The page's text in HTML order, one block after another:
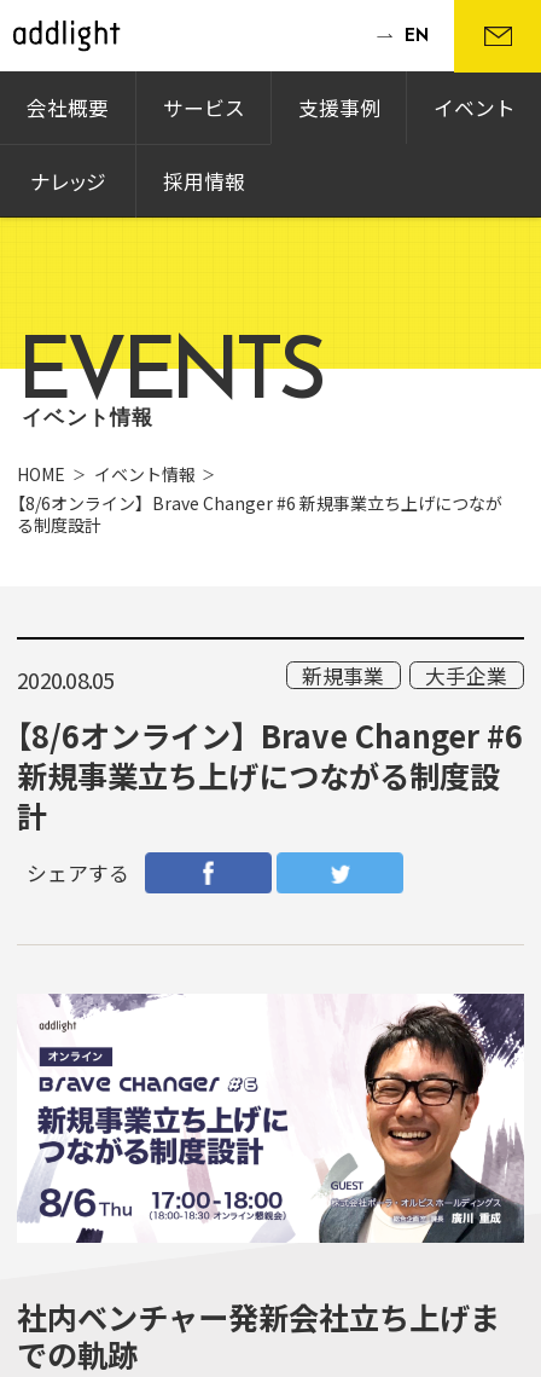
会社概要 サービス 支援事例 イベント
ナレッジ 採用情報
EN
EVENTS
イベント情報
HOME
イベント情報
【8/6オンライン】Brave Changer #6 新規事業立ち上げにつなが
る制度設計
2020.08.05 新規事業 大手企業
【8/6オンライン】Brave Changer #6
新規事業立ち上げにつながる制度設
計
シェアする
社内ベンチャー発新会社立ち上げま
での軌跡